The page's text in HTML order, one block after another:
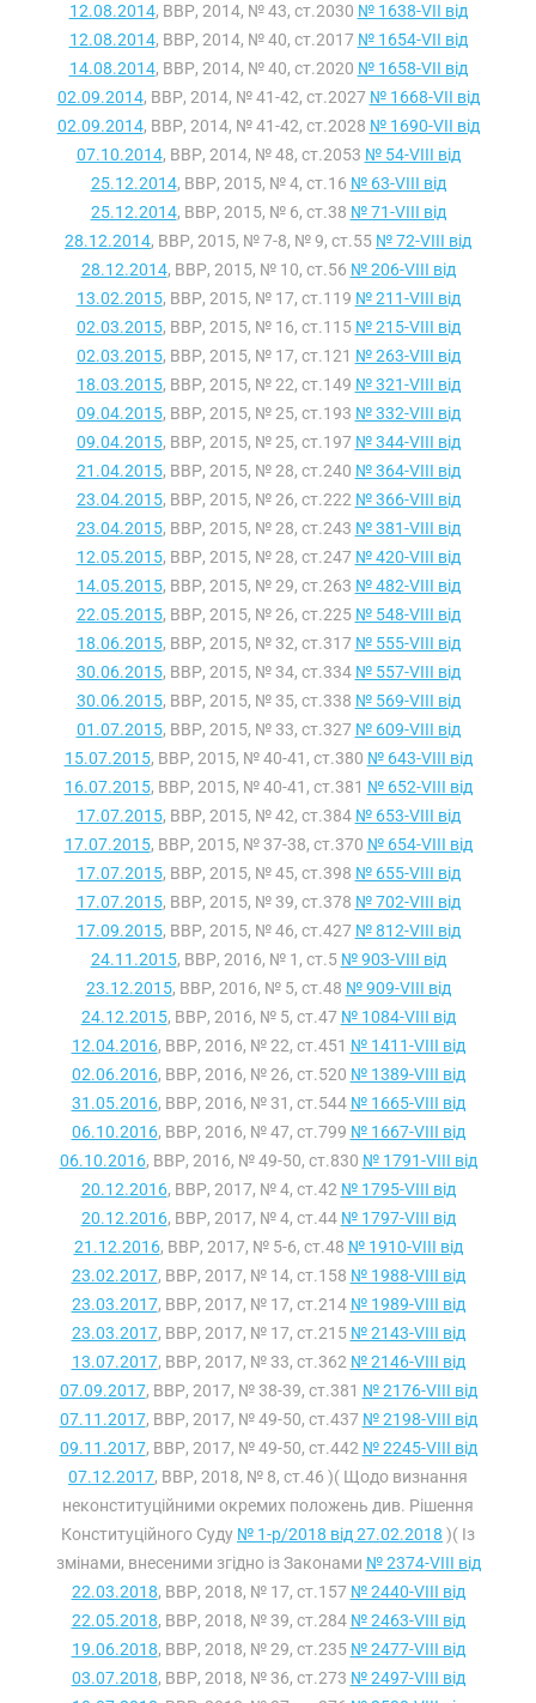
12.08.2014, ВВР, 2014, № 43, ст.2030 № 1638-VII від
12.08.2014, ВВР, 2014, № 40, ст.2017 № 1654-VII від
14.08.2014, ВВР, 2014, № 40, ст.2020 № 1658-VII від
02.09.2014, ВВР, 2014, № 41-42, ст.2027 № 1668-VII від
02.09.2014, ВВР, 2014, № 41-42, ст.2028 № 1690-VII від
07.10.2014, ВВР, 2014, № 48, ст.2053 № 54-VIII від
25.12.2014, ВВР, 2015, № 4, ст.16 № 63-VIII від
25.12.2014, ВВР, 2015, № 6, ст.38 № 71-VIII від
28.12.2014, ВВР, 2015, № 7-8, № 9, ст.55 № 72-VIII від
28.12.2014, ВВР, 2015, № 10, ст.56 № 206-VIII від
13.02.2015, ВВР, 2015, № 17, ст.119 № 211-VIII від
02.03.2015, ВВР, 2015, № 16, ст.115 № 215-VIII від
02.03.2015, ВВР, 2015, № 17, ст.121 № 263-VIII від
18.03.2015, ВВР, 2015, № 22, ст.149 № 321-VIII від
09.04.2015, ВВР, 2015, № 25, ст.193 № 332-VIII від
09.04.2015, ВВР, 2015, № 25, ст.197 № 344-VIII від
21.04.2015, ВВР, 2015, № 28, ст.240 № 364-VIII від
23.04.2015, ВВР, 2015, № 26, ст.222 № 366-VIII від
23.04.2015, ВВР, 2015, № 28, ст.243 № 381-VIII від
12.05.2015, ВВР, 2015, № 28, ст.247 № 420-VIII від
14.05.2015, ВВР, 2015, № 29, ст.263 № 482-VIII від
22.05.2015, ВВР, 2015, № 26, ст.225 № 548-VIII від
18.06.2015, ВВР, 2015, № 32, ст.317 № 555-VIII від
30.06.2015, ВВР, 2015, № 34, ст.334 № 557-VIII від
30.06.2015, ВВР, 2015, № 35, ст.338 № 569-VIII від
01.07.2015, ВВР, 2015, № 33, ст.327 № 609-VIII від
15.07.2015, ВВР, 2015, № 40-41, ст.380 № 643-VIII від
16.07.2015, ВВР, 2015, № 40-41, ст.381 № 652-VIII від
17.07.2015, ВВР, 2015, № 42, ст.384 № 653-VIII від
17.07.2015, ВВР, 2015, № 37-38, ст.370 № 654-VIII від
17.07.2015, ВВР, 2015, № 45, ст.398 № 655-VIII від
17.07.2015, ВВР, 2015, № 39, ст.378 № 702-VIII від
17.09.2015, ВВР, 2015, № 46, ст.427 № 812-VIII від
24.11.2015, ВВР, 2016, № 1, ст.5 № 903-VIII від
23.12.2015, ВВР, 2016, № 5, ст.48 № 909-VIII від
24.12.2015, ВВР, 2016, № 5, ст.47 № 1084-VIII від
12.04.2016, ВВР, 2016, № 22, ст.451 № 1411-VIII від
02.06.2016, ВВР, 2016, № 26, ст.520 № 1389-VIII від
31.05.2016, ВВР, 2016, № 31, ст.544 № 1665-VIII від
06.10.2016, ВВР, 2016, № 47, ст.799 № 1667-VIII від
06.10.2016, ВВР, 2016, № 49-50, ст.830 № 1791-VIII від
20.12.2016, ВВР, 2017, № 4, ст.42 № 1795-VIII від
20.12.2016, ВВР, 2017, № 4, ст.44 № 1797-VIII від
21.12.2016, ВВР, 2017, № 5-6, ст.48 № 1910-VIII від
23.02.2017, ВВР, 2017, № 14, ст.158 № 1988-VIII від
23.03.2017, ВВР, 2017, № 17, ст.214 № 1989-VIII від
23.03.2017, ВВР, 2017, № 17, ст.215 № 2143-VIII від
13.07.2017, ВВР, 2017, № 33, ст.362 № 2146-VIII від
07.09.2017, ВВР, 2017, № 38-39, ст.381 № 2176-VIII від
07.11.2017, ВВР, 2017, № 49-50, ст.437 № 2198-VIII від
09.11.2017, ВВР, 2017, № 49-50, ст.442 № 2245-VIII від
07.12.2017, ВВР, 2018, № 8, ст.46 )( Щодо визнання
неконституційними окремих положень див. Рішення
Конституційного Суду № 1-р/2018 від 27.02.2018 )( Із
змінами, внесеними згідно із Законами № 2374-VIII від
22.03.2018, ВВР, 2018, № 17, ст.157 № 2440-VIII від
22.05.2018, ВВР, 2018, № 39, ст.284 № 2463-VIII від
19.06.2018, ВВР, 2018, № 29, ст.235 № 2477-VIII від
03.07.2018, ВВР, 2018, № 36, ст.273 № 2497-VIII від